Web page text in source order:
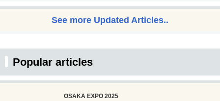
See more Updated Articles..
Popular articles
OSAKA EXPO 2025